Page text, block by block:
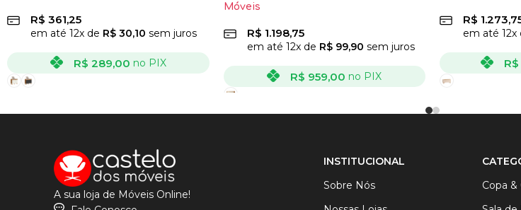
R$ 361,25
em até 12x de R$ 30,10 sem juros
R$ 289,00 no PIX
Móveis
R$ 1.198,75
em até 12x de R$99,90 sem juros
R$ 959,00 no PIX
VER OPÇÕES
R$
em até 12x
R$
A sua loja de Móveis Online!
INSTITUCIONAL
Sobre Nós
Copa &